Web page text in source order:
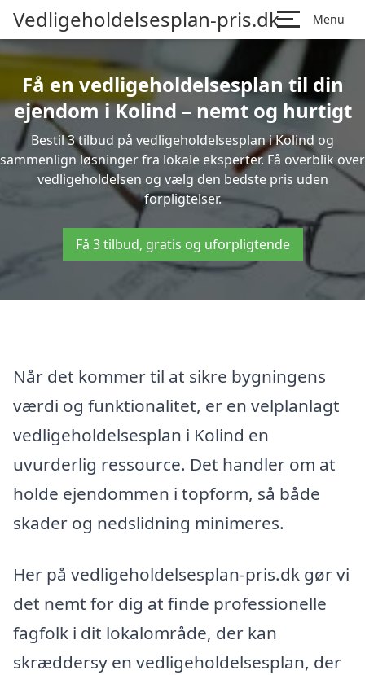
Vedligeholdelsesplan-pris.dk Menu
Få en vedligeholdelsesplan til din
ejendom i Kolind – nemt og hurtigt
Bestil 3 tilbud på vedligeholdelsesplan i Kolind og
sammenlign løsninger fra lokale eksperter. Få overblik over
vedligeholdelsen og vælg den bedste pris uden
forpligtelser.
Få 3 tilbud, gratis og uforpligtende
Når det kommer til at sikre bygningens
værdi og funktionalitet, er en velplanlagt
vedligeholdelsesplan i Kolind en
uvurderlig ressource. Det handler om at
holde ejendommen i topform, så både
skader og nedslidning minimeres.
Her på vedligeholdelsesplan-pris.dk gør vi
det nemt for dig at finde professionelle
fagfolk i dit lokalområde, der kan
skræddersy en vedligeholdelsesplan, der